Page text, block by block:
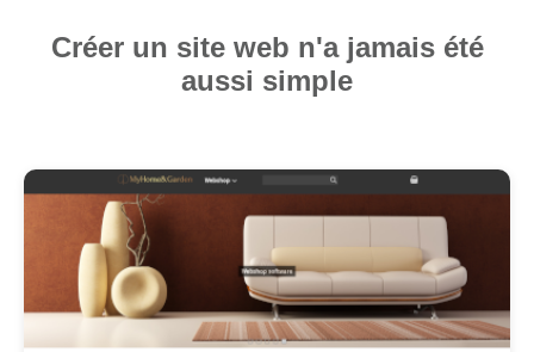
Contact
E-Boutique
Les Promos!
Créer un site web n'a jamais été
aussi simple